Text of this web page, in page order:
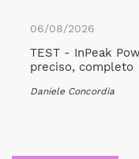
06/08/2026
TEST - InPeak
preciso, completo
Daniele Concordia